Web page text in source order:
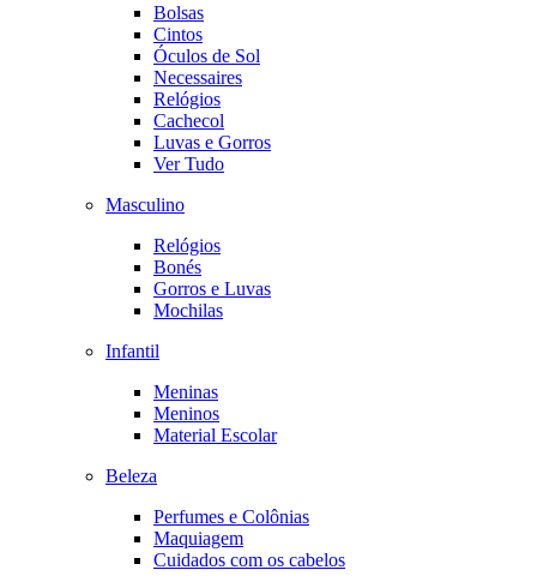
Bolsas
Cintos
Óculos de Sol
Necessaires
Relógios
Cachecol
Luvas e Gorros
Ver Tudo
Masculino
Relógios
Bonés
Gorros e Luvas
Mochilas
Infantil
Meninas
Meninos
Material Escolar
Beleza
Perfumes e Colônias
Maquiagem
Cuidados com os cabelos